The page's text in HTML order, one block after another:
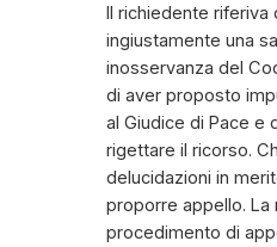
Il richiedente riferiva
ingiustamente una
inosservanza del
di aver proposto
al Giudice di Pace e
rigettare il ricorso.
delucidazioni in
proporre appello. La
procedimento di